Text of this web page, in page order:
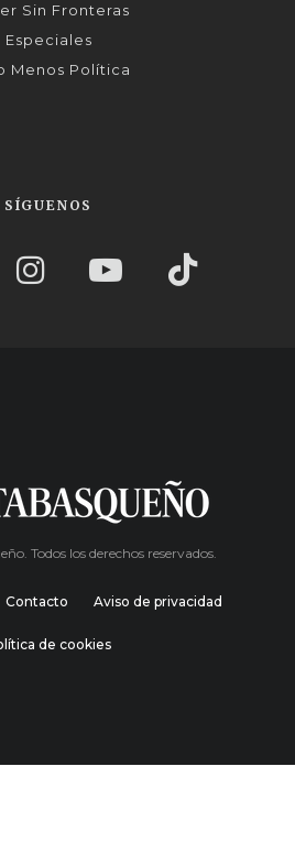
Sin Fronteras
Especiales
Menos Política
SÍGUENOS
Todos los derechos reservados.
Contacto Aviso de privacidad
de cookies